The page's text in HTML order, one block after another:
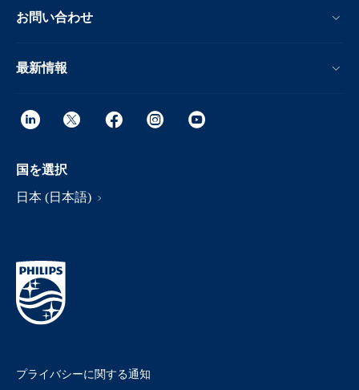
お問い合わせ
最新情報
国を選択
日本 (日本語)
プライバシーに関する通知